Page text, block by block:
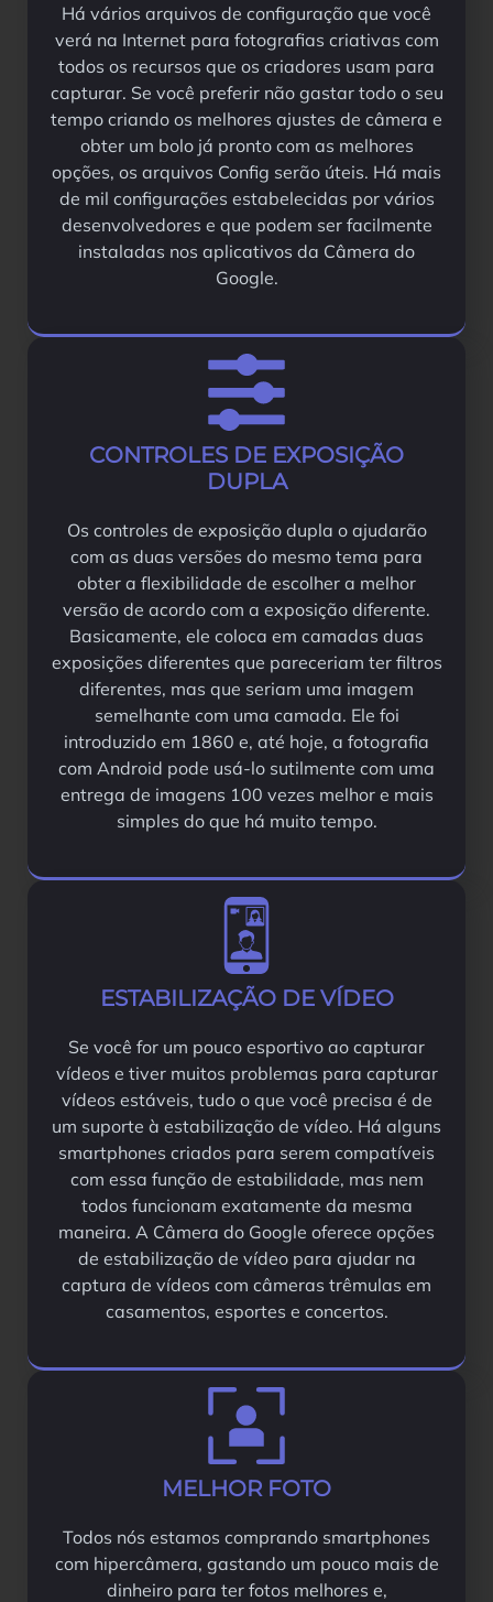
Há vários arquivos de configuração que você
verá na Internet para fotografias criativas com
todos os recursos que os criadores usam para
capturar. Se você preferir não gastar todo o seu
tempo criando os melhores ajustes de câmera e
obter um bolo já pronto com as melhores
opções, os arquivos Config serão úteis. Há mais
de mil configurações estabelecidas por vários
desenvolvedores e que podem ser facilmente
instaladas nos aplicativos da Câmera do
Google.
CONTROLES DE EXPOSIÇÃO
DUPLA
Os controles de exposição dupla o ajudarão
com as duas versões do mesmo tema para
obter a flexibilidade de escolher a melhor
versão de acordo com a exposição diferente.
Basicamente, ele coloca em camadas duas
exposições diferentes que pareceriam ter filtros
diferentes, mas que seriam uma imagem
semelhante com uma camada. Ele foi
introduzido em 1860 e, até hoje, a fotografia
com Android pode usá-lo sutilmente com uma
entrega de imagens 100 vezes melhor e mais
simples do que há muito tempo.
ESTABILIZAÇÃO DE VÍDEO
Se você for um pouco esportivo ao capturar
vídeos e tiver muitos problemas para capturar
vídeos estáveis, tudo o que você precisa é de
um suporte à estabilização de vídeo. Há alguns
smartphones criados para serem compatíveis
com essa função de estabilidade, mas nem
todos funcionam exatamente da mesma
maneira. A Câmera do Google oferece opções
de estabilização de vídeo para ajudar na
captura de vídeos com câmeras trêmulas em
casamentos, esportes e concertos.
MELHOR FOTO
Todos nós estamos comprando smartphones
com hipercâmera, gastando um pouco mais de
dinheiro para ter fotos melhores e,